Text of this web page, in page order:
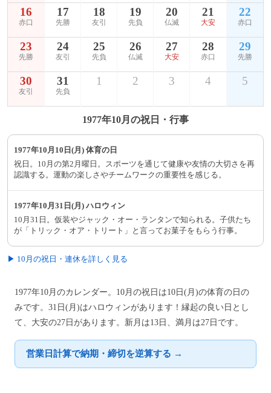
16
赤口
17
先勝
18
友引
19
先負
20
仏滅
21
大安
22
赤口
23
先勝
24
友引
25
先負
26
仏滅
27
大安
28
赤口
29
先勝
30
友引
31
先負
1 2 3 4 5
1977年10月の祝日・行事
1977年10月10日(月) 体育の日
祝日。10月の第2月曜日。スポーツを通じて健康や友情の大切さを再
認識する。運動の楽しさやチームワークの重要性を感じる。
1977年10月31日(月) ハロウィン
10月31日。仮装やジャック・オー・ランタンで知られる。子供たち
が「トリック・オア・トリート」と言ってお菓子をもらう行事。
▶ 10月の祝日・連休を詳しく見る
1977年10月のカレンダー。10月の祝日は10日(月)の体育の日の
みです。31日(月)はハロウィンがあります！縁起の良い日とし
て、大安の27日があります。新月は13日、満月は27日です。
営業日計算で納期・締切を逆算する →